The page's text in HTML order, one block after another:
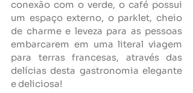
conexão com o verde, o café possui
um espaço externo, o parklet, cheio
de charme e leveza para as pessoas
embarcarem em uma literal viagem
para terras francesas, através das
delícias desta gastronomia elegante
e deliciosa!